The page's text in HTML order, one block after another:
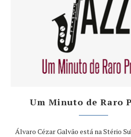
Um Minuto de Raro
Álvaro Cézar Galvão está na Stério